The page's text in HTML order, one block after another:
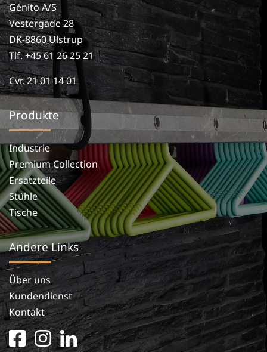
Génito A/S
Vestergade 28
DK-8860 Ulstrup
Tlf. +45 61 26 25 21
Cvr. 21 01 14 01
Produkte
Industrie
Premium Collection
Ersatzteile
Stühle
Tische
Andere Links
Über uns
Kundendienst
Kontakt
facebookinstagram
linkedin